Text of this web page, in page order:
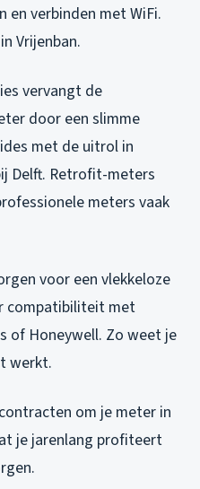
en verbinden met WiFi.
Vrijenban.
vervangt de
door een slimme
met de uitrol in
Delft. Retrofit-meters
meters vaak
voor een vlekkeloze
compatibiliteit met
of Honeywell. Zo weet je
werkt.
om je meter in
je jarenlang profiteert